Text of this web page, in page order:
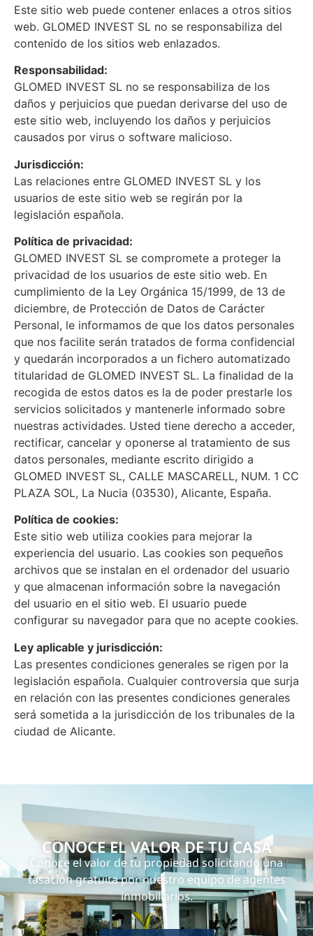
Este sitio web puede contener enlaces a otros sitios
web. GLOMED INVEST SL no se responsabiliza del
contenido de los sitios web enlazados.
Responsabilidad:
GLOMED INVEST SL no se responsabiliza de los
daños y perjuicios que puedan derivarse del uso de
este sitio web, incluyendo los daños y perjuicios
causados por virus o software malicioso.
Jurisdicción:
Las relaciones entre GLOMED INVEST SL y los
usuarios de este sitio web se regirán por la
legislación española.
Política de privacidad:
GLOMED INVEST SL se compromete a proteger la
privacidad de los usuarios de este sitio web. En
cumplimiento de la Ley Orgánica 15/1999, de 13 de
diciembre, de Protección de Datos de Carácter
Personal, le informamos de que los datos personales
que nos facilite serán tratados de forma confidencial
y quedarán incorporados a un fichero automatizado
titularidad de GLOMED INVEST SL. La finalidad de la
recogida de estos datos es la de poder prestarle los
servicios solicitados y mantenerle informado sobre
nuestras actividades. Usted tiene derecho a acceder,
rectificar, cancelar y oponerse al tratamiento de sus
datos personales, mediante escrito dirigido a
GLOMED INVEST SL, CALLE MASCARELL, NUM. 1 CC
PLAZA SOL, La Nucia (03530), Alicante, España.
Política de cookies:
Este sitio web utiliza cookies para mejorar la
experiencia del usuario. Las cookies son pequeños
archivos que se instalan en el ordenador del usuario
y que almacenan información sobre la navegación
del usuario en el sitio web. El usuario puede
configurar su navegador para que no acepte cookies.
Ley aplicable y jurisdicción:
Las presentes condiciones generales se rigen por la
legislación española. Cualquier controversia que surja
en relación con las presentes condiciones generales
será sometida a la jurisdicción de los tribunales de la
ciudad de Alicante.
CONOCE EL VALOR DE TU CASA
Conoce el valor de tu propiedad solicitando una
tasación gratuita por nuestro equipo de agentes
inmobiliarios.